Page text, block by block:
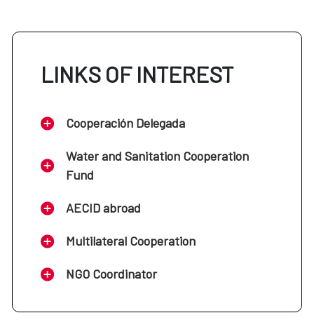
LINKS OF INTEREST
Cooperación Delegada
Water and Sanitation Cooperation
Fund
AECID abroad
Multilateral Cooperation
NGO Coordinator